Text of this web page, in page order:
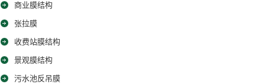
商业膜结构
张拉膜
收费站膜结构
景观膜结构
污水池反吊膜